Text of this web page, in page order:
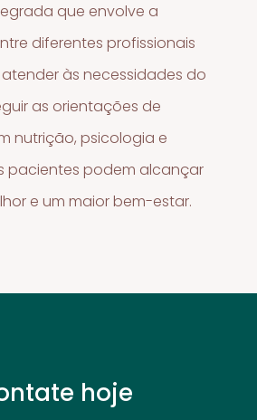
que envolve a
diferentes profissionais
às necessidades do
as orientações de
nutrição, psicologia e
pacientes podem alcançar
e um maior bem-estar.
hoje